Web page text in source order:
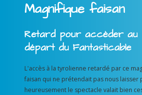
Magnifique faisan
Retard pour accèder au
départ du Fantasticable
L'accès à la tyrolienne retardé par ce
faisan qui ne prétendait pas nous laisser
heureusement le spectacle valait bien